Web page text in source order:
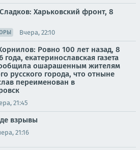
Харьковский фронт, 8
Вчера, 22:10
Ровно 100 лет назад, 8
года, екатеринославская газета
ошарашенным жителям
русского города, что отныне
переименован в
21:45
взрывы
21:16